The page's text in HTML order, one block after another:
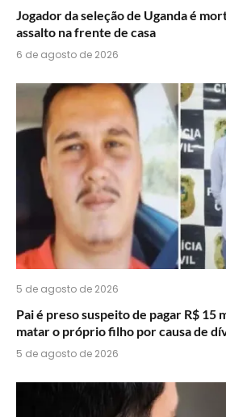
Jogador da seleção de Uganda é
assalto na frente de casa
6 de agosto de 2026
5 de agosto de 2026
Pai é preso suspeito de pagar R$ 15
matar o próprio filho por causa de
5 de agosto de 2026